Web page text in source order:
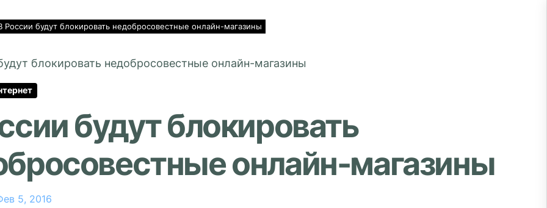
России будут блокировать недобросовестные онлайн-магазины
будут блокировать
онлайн-магазины
5, 2016